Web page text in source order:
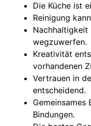
Die Küche ist
Reinigung
wegzuwerfen.
Kreativität
vorhandenen
Vertrauen in
entscheidend.
Gemeinsames
Bindungen.